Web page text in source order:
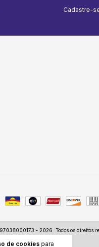
de cookiespara
Cadastre-
- 2026. Todos os direitos